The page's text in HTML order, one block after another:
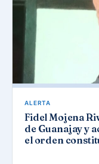
ALERTA
Fidel Mojena
de Guanajay y
el orden